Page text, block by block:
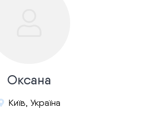
Оксана
Київ, Україна